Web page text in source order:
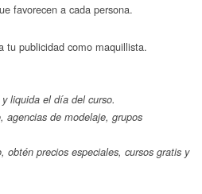
favorecen a cada persona.
tu publicidad como maquillista.
liquida el día del curso.
agencias de modelaje, grupos
obtén precios especiales, cursos gratis y